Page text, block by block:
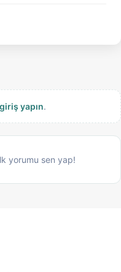
giriş yapın.
yorumu sen yap!